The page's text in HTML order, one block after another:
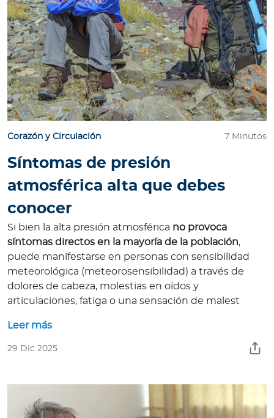
Corazón y Circulación 7 Minutos
Síntomas de presión
atmosférica alta que debes
conocer
Si bien la alta presión atmosférica no provoca
síntomas directos en la mayoría de la población,
puede manifestarse en personas con sensibilidad
meteorológica (meteorosensibilidad) a través de
dolores de cabeza, molestias en oídos y
articulaciones, fatiga o una sensación de malest
Leer más
29 Dic 2025